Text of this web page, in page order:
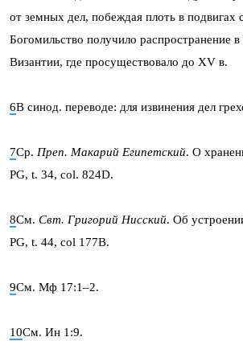
от земных дел, побеждая плоть в подвигах
Богомильство получило распространение
Византии, где просуществовало до XV в.
6В синод. переводе: для извинения дел
7Ср. Преп. Макарий Египетский. О
PG, t. 34, col. 824D.
8См. Свт. Григорий Нисский. Об
PG, t. 44, col 177B.
9См. Мф 17:1–2.
10См. Ин 1:9.